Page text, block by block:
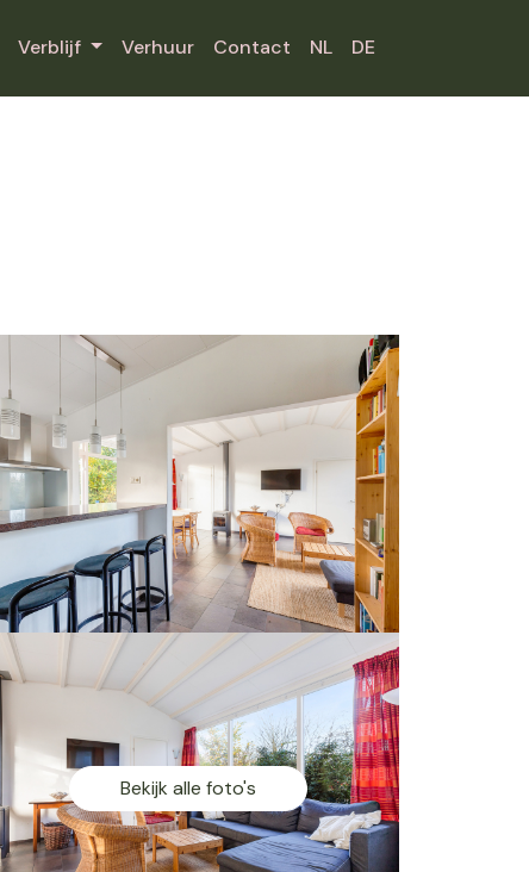
Verblijf Verhuur Contact NL DE
Bekijk alle foto's